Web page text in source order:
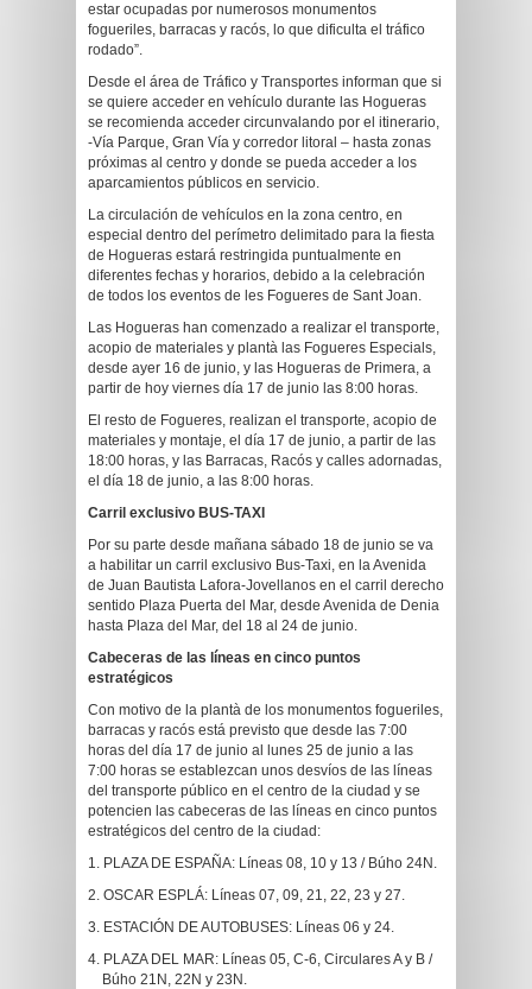
estar ocupadas por numerosos monumentos
fogueriles, barracas y racós, lo que dificulta el tráfico
rodado”.
Desde el área de Tráfico y Transportes informan que si
se quiere acceder en vehículo durante las Hogueras
se recomienda acceder circunvalando por el itinerario,
-Vía Parque, Gran Vía y corredor litoral – hasta zonas
próximas al centro y donde se pueda acceder a los
aparcamientos públicos en servicio.
La circulación de vehículos en la zona centro, en
especial dentro del perímetro delimitado para la fiesta
de Hogueras estará restringida puntualmente en
diferentes fechas y horarios, debido a la celebración
de todos los eventos de les Fogueres de Sant Joan.
Las Hogueras han comenzado a realizar el transporte,
acopio de materiales y plantà las Fogueres Especials,
desde ayer 16 de junio, y las Hogueras de Primera, a
partir de hoy viernes día 17 de junio las 8:00 horas.
El resto de Fogueres, realizan el transporte, acopio de
materiales y montaje, el día 17 de junio, a partir de las
18:00 horas, y las Barracas, Racós y calles adornadas,
el día 18 de junio, a las 8:00 horas.
Carril exclusivo BUS-TAXI
Por su parte desde mañana sábado 18 de junio se va
a habilitar un carril exclusivo Bus-Taxi, en la Avenida
de Juan Bautista Lafora-Jovellanos en el carril derecho
sentido Plaza Puerta del Mar, desde Avenida de Denia
hasta Plaza del Mar, del 18 al 24 de junio.
Cabeceras de las líneas en cinco puntos
estratégicos
Con motivo de la plantà de los monumentos fogueriles,
barracas y racós está previsto que desde las 7:00
horas del día 17 de junio al lunes 25 de junio a las
7:00 horas se establezcan unos desvíos de las líneas
del transporte público en el centro de la ciudad y se
potencien las cabeceras de las líneas en cinco puntos
estratégicos del centro de la ciudad:
1. PLAZA DE ESPAÑA: Líneas 08, 10 y 13 / Búho 24N.
2. OSCAR ESPLÁ: Líneas 07, 09, 21, 22, 23 y 27.
3. ESTACIÓN DE AUTOBUSES: Líneas 06 y 24.
4. PLAZA DEL MAR: Líneas 05, C-6, Circulares A y B /
Búho 21N, 22N y 23N.